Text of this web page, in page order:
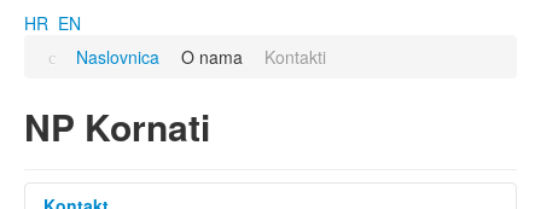
HR EN
Naslovnica
O nama Kontakti
NP Kornati